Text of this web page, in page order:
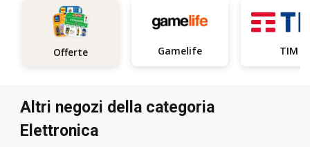
Offerte Gamelife TIM
Altri negozi della categoria
Elettronica